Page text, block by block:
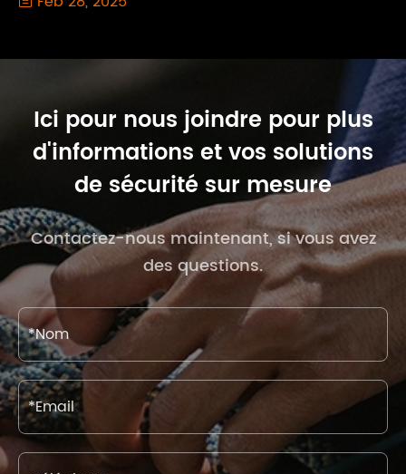
Ici pour nous joindre pour plus
d'informations et vos solutions
de sécurité sur mesure
Contactez-nous maintenant, si vous avez
des questions.